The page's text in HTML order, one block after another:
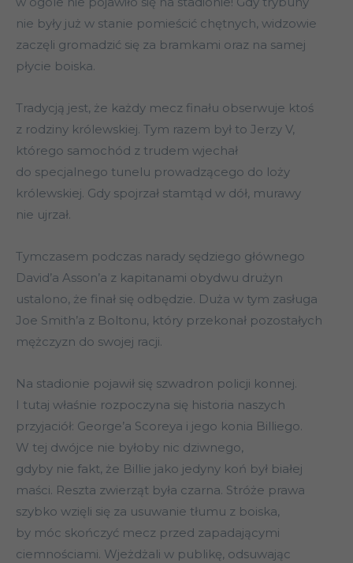
nie były już w stanie pomieścić chętnych, widzowie
zaczęli gromadzić się za bramkami oraz na samej
płycie boiska.
Tradycją jest, że każdy mecz finału obserwuje ktoś
z rodziny królewskiej. Tym razem był to Jerzy V,
którego samochód z trudem wjechał
do specjalnego tunelu prowadzącego do loży
królewskiej. Gdy spojrzał stamtąd w dół, murawy
nie ujrzał.
Tymczasem podczas narady sędziego głównego
David’a Asson’a z kapitanami obydwu drużyn
ustalono, że finał się odbędzie. Duża w tym zasługa
Joe Smith’a z Boltonu, który przekonał pozostałych
mężczyzn do swojej racji.
Na stadionie pojawił się szwadron policji konnej.
I tutaj właśnie rozpoczyna się historia naszych
przyjaciół: George’a Scoreya i jego konia Billiego.
W tej dwójce nie byłoby nic dziwnego,
gdyby nie fakt, że Billie jako jedyny koń był białej
maści. Reszta zwierząt była czarna. Stróże prawa
szybko wzięli się za usuwanie tłumu z boiska,
by móc skończyć mecz przed zapadającymi
ciemnościami. Wjeżdżali w publikę, odsuwając